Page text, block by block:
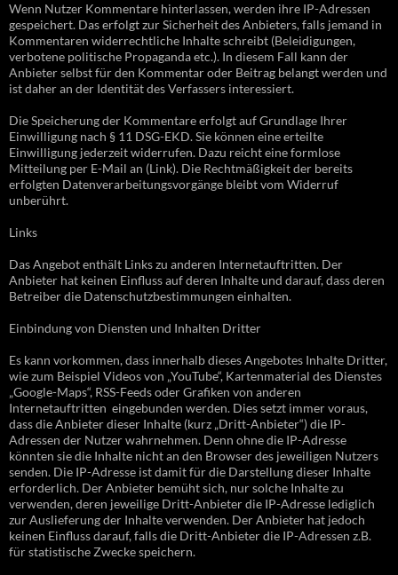
Wenn Nutzer Kommentare hinterlassen, werden ihre IP-Adressen
gespeichert. Das erfolgt zur Sicherheit des Anbieters, falls jemand in
Kommentaren widerrechtliche Inhalte schreibt (Beleidigungen,
verbotene politische Propaganda etc.). In diesem Fall kann der
Anbieter selbst für den Kommentar oder Beitrag belangt werden und
ist daher an der Identität des Verfassers interessiert.
Die Speicherung der Kommentare erfolgt auf Grundlage Ihrer
Einwilligung nach § 11 DSG-EKD. Sie können eine erteilte
Einwilligung jederzeit widerrufen. Dazu reicht eine formlose
Mitteilung per E-Mail an (Link). Die Rechtmäßigkeit der bereits
erfolgten Datenverarbeitungsvorgänge bleibt vom Widerruf
unberührt.
Links
Das Angebot enthält Links zu anderen Internetauftritten. Der
Anbieter hat keinen Einfluss auf deren Inhalte und darauf, dass deren
Betreiber die Datenschutzbestimmungen einhalten.
Einbindung von Diensten und Inhalten Dritter
Es kann vorkommen, dass innerhalb dieses Angebotes Inhalte Dritter,
wie zum Beispiel Videos von „YouTube“, Kartenmaterial des Dienstes
„Google-Maps“, RSS-Feeds oder Grafiken von anderen
Internetauftritten eingebunden werden. Dies setzt immer voraus,
dass die Anbieter dieser Inhalte (kurz „Dritt-Anbieter“) die IP-
Adressen der Nutzer wahrnehmen. Denn ohne die IP-Adresse
könnten sie die Inhalte nicht an den Browser des jeweiligen Nutzers
senden. Die IP-Adresse ist damit für die Darstellung dieser Inhalte
erforderlich. Der Anbieter bemüht sich, nur solche Inhalte zu
verwenden, deren jeweilige Dritt-Anbieter die IP-Adresse lediglich
zur Auslieferung der Inhalte verwenden. Der Anbieter hat jedoch
keinen Einfluss darauf, falls die Dritt-Anbieter die IP-Adressen z.B.
für statistische Zwecke speichern.